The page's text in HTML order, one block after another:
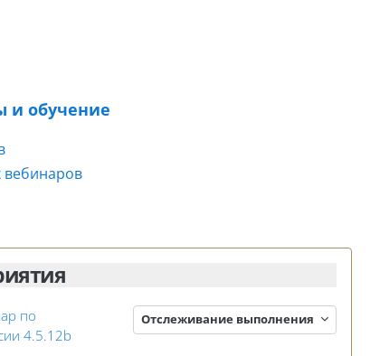
и обучение
вебинаров
по
4.5.12bЗанятие 3KL
Отслеживание выполнения